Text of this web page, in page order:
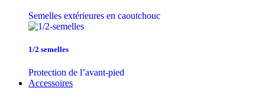
Semelles extérieures en caoutchouc
1/2 semelles
Protection de l’avant-pied
Accessoires